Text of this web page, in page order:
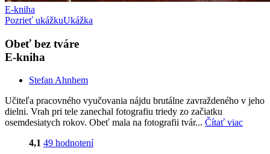
E-kniha
Pozrieť ukážkuUkážka
Obeť bez tváre
E-kniha
Stefan Ahnhem
Učiteľa pracovného vyučovania nájdu brutálne zavraždeného v jeho
dielni. Vrah pri tele zanechal fotografiu triedy zo začiatku
osemdesiatych rokov. Obeť mala na fotografii tvár... Čítať viac
4,1 49 hodnotení